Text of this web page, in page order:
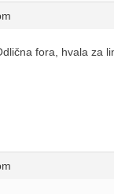
fora, hvala za